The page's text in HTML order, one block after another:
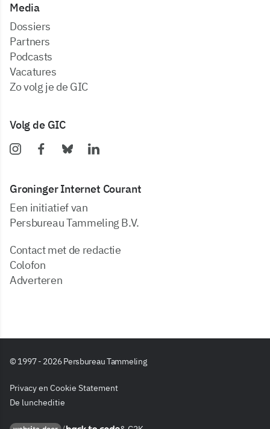
Media
dossiers
partners
podcasts
vacatures
zo volg je de GIC
Volg de GIC
Groninger Internet Courant
Een initiatief van
Persbureau Tammeling B.V.
Contact met de redactie
Colofon
Adverteren
© 1997 - 2026 Persbureau Tammeling
Privacy en Cookie Statement
De luncheditie